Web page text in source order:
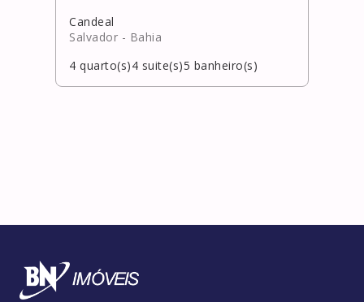
Candeal
Salvador - Bahia
4 quarto(s)4 suite(s)5 banheiro(s)